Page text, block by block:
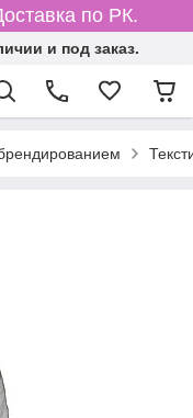
по РК.
и под заказ.